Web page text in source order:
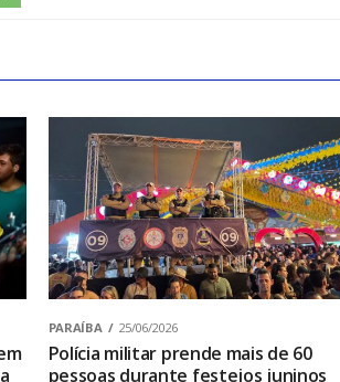
PARAÍBA 25/06/2026
Polícia militar prende mais de 60
pessoas durante festejos juninos